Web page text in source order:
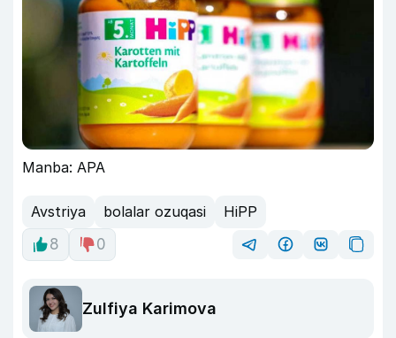
Manba: APA
Avstriya bolalar ozuqasi
HiPP
8
0
Zulfiya Karimova